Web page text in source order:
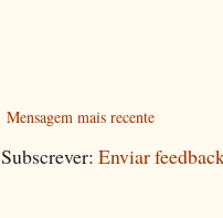
Mensagem mais recente
Subscrever: Enviar